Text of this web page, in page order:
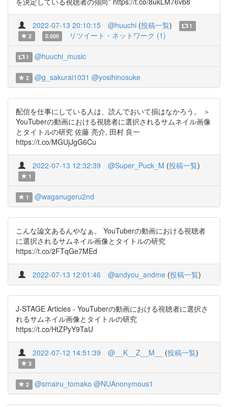
2022-07-13 20:10:15 @huuchi (投稿一覧)
1
2
0.000 リツイート・ネットワーク (1)
1 @huuchi_music
2 @g_sakurai1031 @yosihinosuke
配信を仕事にしている人は、読んでおいて損はなかろう。 ＞
YouTuberの動画における視聴者に選択されるサムネイル画像
とタイトルの研究 佐藤 亮介, 田村 良一
https://t.co/MGUjJgG6Cu
2022-07-13 12:32:39 @Super_Puck_M (投稿一覧)
1
1 @waganugeru2nd
こんな論文あるんやなぁ。 YouTuberの動画における視聴者
に選択されるサムネイル画像とタイトルの研究
https://t.co/2FTqGe7MEd
2022-07-13 12:01:46 @andyou_andme (投稿一覧)
J-STAGE Articles - YouTuberの動画における視聴者に選択さ
れるサムネイル画像とタイトルの研究
https://t.co/HtZPyY9TaU
2022-07-12 14:51:39 @__K__Z__M__ (投稿一覧)
3
2 @smairu_tomako @NUAnonymous1